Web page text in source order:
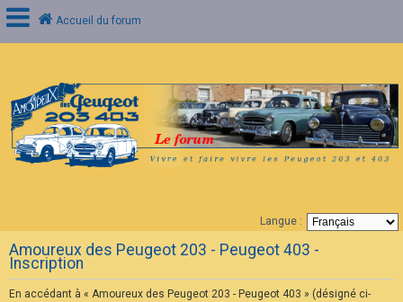
o
n
n
e
x
A
Q
Accueil du forum
Langue :
Amoureux des Peugeot 203 - Peugeot 403 -
Inscription
En accédant à « Amoureux des Peugeot 203 - Peugeot 403 » (désigné ci-